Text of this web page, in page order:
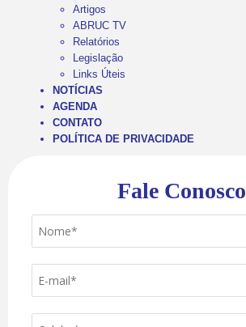
Artigos
ABRUC TV
Relatórios
Legislação
Links Úteis
NOTÍCIAS
AGENDA
CONTATO
POLÍTICA DE PRIVACIDADE
Fale Conosco